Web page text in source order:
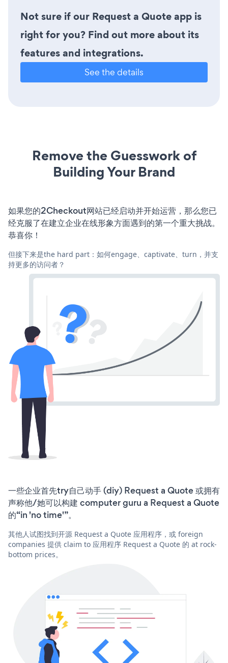
Not sure if our Request a Quote app is
right for you? Find out more about its
features and integrations.
See the details
Remove the Guesswork of
Building Your Brand
如果您的2Checkout网站已经启动并开始运营，那么您已
经克服了在建立企业在线形象方面遇到的第一个重大挑战。
恭喜你！
但接下来是the hard part：如何engage、captivate、turn，并支
持更多的访问者？
一些企业首先try自己动手 (diy) Request a Quote 或拥有
声称他/她可以构建 computer guru a Request a Quote
的“in 'no time'”。
其他人试图找到开源 Request a Quote 应用程序，或 foreign
companies 提供 claim to 应用程序 Request a Quote 的 at rock-
bottom prices。